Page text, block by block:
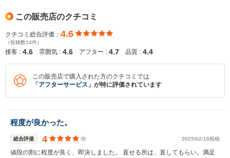
この販売店のクチコミ
クチコミ総合評価： 4.6
（投稿数14件）
接客 : 4.6 雰囲気 : 4.6 アフター : 4.7 品質 : 4.4
この販売店で購入された方のクチコミでは
「 アフターサービス 」が特に評価されています
程度が良かった。
総合評価 4 2025/02/16投稿
値段の割に程度が良く、即決しました。 直せる所は、直してもらい。満足